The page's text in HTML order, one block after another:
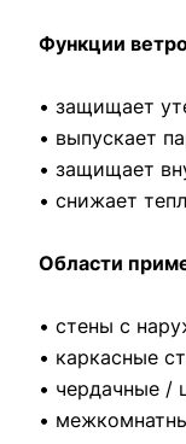
Функции
• защищает
• выпускает
• защищает
• снижает
Области
• стены с
• каркасные
• чердачные /
•